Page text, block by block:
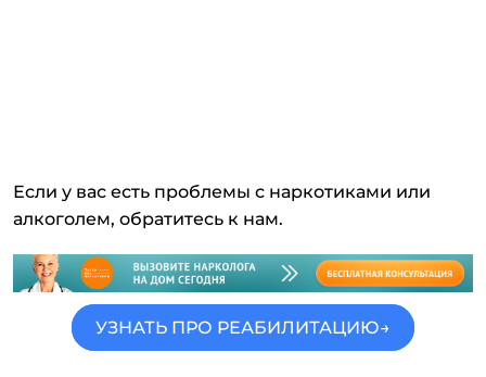
Если у вас есть проблемы с наркотиками или
алкоголем, обратитесь к нам.
УЗНАТЬ ПРО РЕАБИЛИТАЦИЮ→